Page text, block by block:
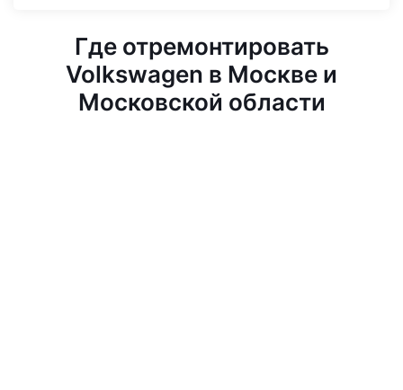
Где отремонтировать
Volkswagen в Москве и
Московской области